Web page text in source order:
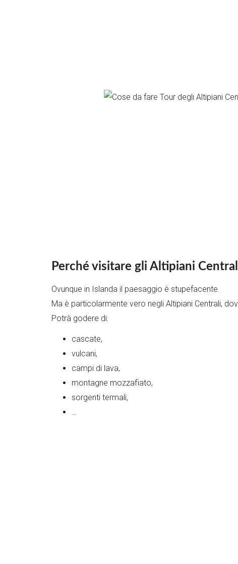
Perché visitare gli Altipiani
Ovunque in Islanda il paesaggio è stupefacente.
Ma è particolarmente vero negli Altipiani Centrali,
Potrà godere di:
cascate,
vulcani,
campi di lava,
montagne mozzafiato,
sorgenti termali,
…